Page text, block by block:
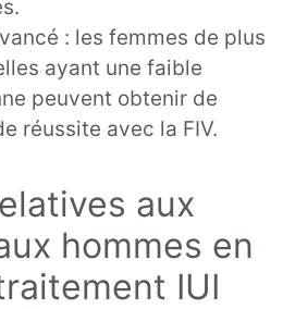
: les femmes de plus
ayant une faible
peuvent obtenir de
réussite avec la FIV.
aux
hommes en
IUI